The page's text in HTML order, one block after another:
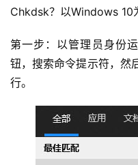
Chkdsk？以Windows 10
第一步：以管理员身份
钮，搜索命令提示符，然
行。